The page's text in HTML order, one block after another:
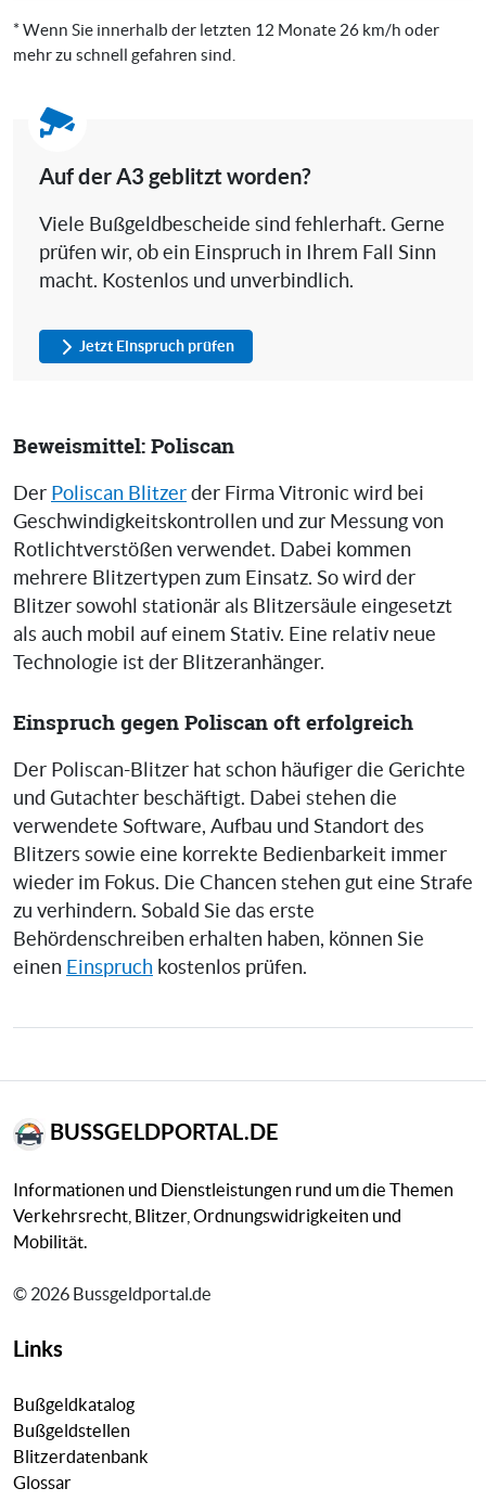
* Wenn Sie innerhalb der letzten 12 Monate 26 km/h oder
mehr zu schnell gefahren sind.
Auf der A3 geblitzt worden?
Viele Bußgeldbescheide sind fehlerhaft. Gerne
prüfen wir, ob ein Einspruch in Ihrem Fall Sinn
macht. Kostenlos und unverbindlich.
Jetzt Einspruch prüfen
Beweismittel: Poliscan
Der Poliscan Blitzer der Firma Vitronic wird bei
Geschwindigkeitskontrollen und zur Messung von
Rotlichtverstößen verwendet. Dabei kommen
mehrere Blitzertypen zum Einsatz. So wird der
Blitzer sowohl stationär als Blitzersäule eingesetzt
als auch mobil auf einem Stativ. Eine relativ neue
Technologie ist der Blitzeranhänger.
Einspruch gegen Poliscan oft erfolgreich
Der Poliscan-Blitzer hat schon häufiger die Gerichte
und Gutachter beschäftigt. Dabei stehen die
verwendete Software, Aufbau und Standort des
Blitzers sowie eine korrekte Bedienbarkeit immer
wieder im Fokus. Die Chancen stehen gut eine Strafe
zu verhindern. Sobald Sie das erste
Behördenschreiben erhalten haben, können Sie
einen Einspruch kostenlos prüfen.
BUSSGELDPORTAL.DE
Informationen und Dienstleistungen rund um die Themen
Verkehrsrecht, Blitzer, Ordnungswidrigkeiten und
Mobilität.
© 2026 Bussgeldportal.de
Links
Bußgeldkatalog
Bußgeldstellen
Blitzerdatenbank
Glossar